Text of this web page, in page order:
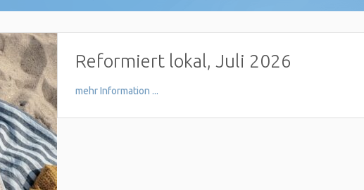
Reformiert lokal, Juli 2026
mehr Information ...